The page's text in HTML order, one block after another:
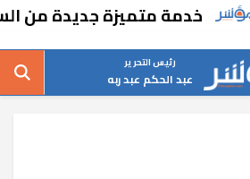
خدمة متميزة جديدة من السكة
رئيس التحرير
عبد الحكم عبد ربه